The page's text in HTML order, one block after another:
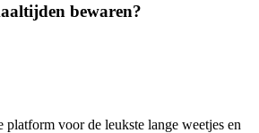
bewaren?
voor de leukste lange weetjes en